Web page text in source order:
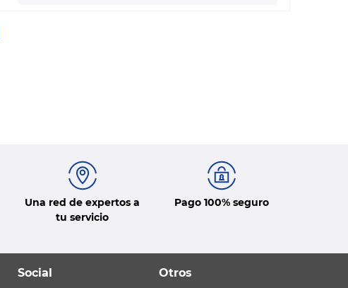
Una red de expertos a
tu servicio
Pago 100% seguro
Social Otros